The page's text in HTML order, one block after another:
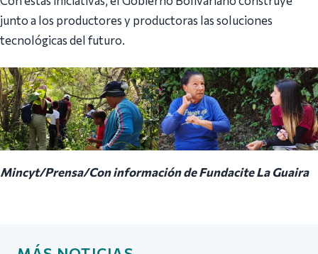
junto a los productores y productoras las soluciones
tecnológicas del futuro.
Mincyt/Prensa/Con información de Fundacite La Guaira